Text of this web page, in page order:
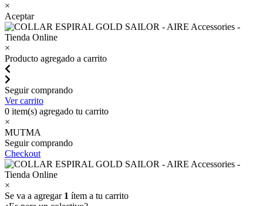
×
Aceptar
×
Producto agregado a carrito
Seguir comprando
Ver carrito
0 item(s) agregado tu carrito
×
MUTMA
Seguir comprando
Checkout
×
Se va a agregar 1 ítem a tu carrito